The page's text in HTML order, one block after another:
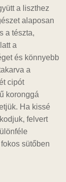
a liszthez
alaposan
a tészta,
a
és könnyebb
a
cipót
koronggá
Ha kissé
felvert
sütőben